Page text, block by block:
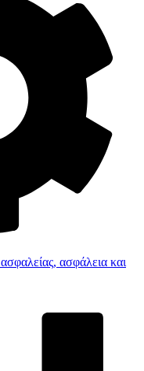
ασφάλεια και